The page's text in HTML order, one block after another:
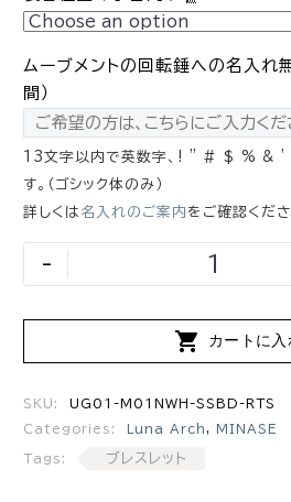
ムーブメントの回転錘への名入れ
間）
13文字以内で英数字、! " # $ % & '
す。（ゴシック体のみ）
詳しくは 名入れのご案内をご確認くださ
-
 カートに入
SKU: UG01-M01NWH-SSBD-RTS
Categories: Luna Arch, MINASE
Tags: ブレスレット